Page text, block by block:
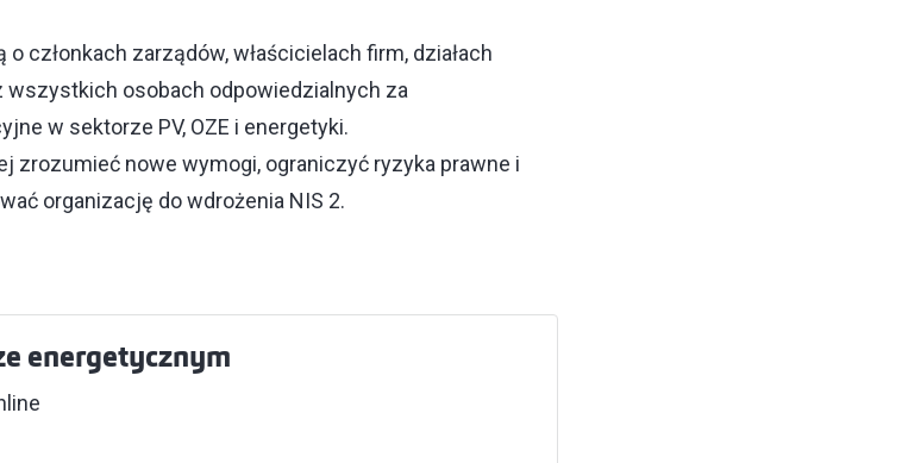
członkach zarządów, właścicielach firm, działach
wszystkich osobach odpowiedzialnych za
w sektorze PV, OZE i energetyki.
zrozumieć nowe wymogi, ograniczyć ryzyka prawne i
organizację do wdrożenia NIS 2.
energetycznym